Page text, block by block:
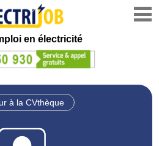
en électricité
à la CVthèque